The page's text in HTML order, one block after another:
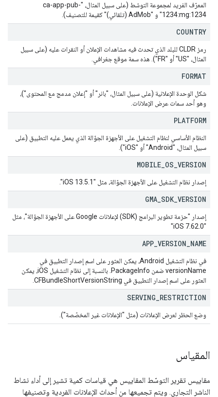
المعرّف الفريد لمجموعة التوسّط (على سبيل المثال، "ca-app-pub-
1234:mg:1234" و "AdMob (تلقائي)" كقيمة للتصنيف).
COUNTRY
رمز CLDR للبلد الذي تحدث فيه مشاهدات الإعلان أو النقرات عليه (على سبيل
المثال، "US" أو "FR"). هذه سمة موقع جغرافي.
FORMAT
شكل الوحدة الإعلانية (على سبيل المثال، "بانر" أو "إعلان مدمج مع المحتوى")،
وهو أحد سمات عرض الإعلانات.
PLATFORM
النظام الأساسي لنظام التشغيل على الأجهزة الجوّالة الذي يعمل عليه التطبيق (على
سبيل المثال، "Android" أو "iOS").
MOBILE OS VERSION
إصدار نظام التشغيل على الأجهزة الجوّالة، مثل "iOS 13.5.1".
GMA SDK VERSION
إصدار "حزمة تطوير البرامج (SDK) لإعلانات Google على الأجهزة الجوّالة"، مثل
"iOS 7.62.0"
APP VERSION NAME
في نظام التشغيل Android، يمكن العثور على اسم إصدار التطبيق في
versionName ضمن PackageInfo. بالنسبة إلى نظام التشغيل iOS، يمكن
العثور على اسم إصدار التطبيق في CFBundleShortVersionString.
SERVING RESTRICTION
وضع الحظر لعرض الإعلانات (مثل "الإعلانات غير المخصّصة").
المقياس
مقاييس تقرير التوسّط المقاييس هي قياسات كمية تشير إلى أداء نشاط
الناشر التجاري. ويتم تجميعها من أحداث الإعلانات الفردية وتصنيفها